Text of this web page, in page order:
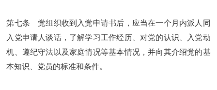
第七条 党组织收到入党申请书后，应当在一个月内派人同
入党申请人谈话，了解学习工作经历、对党的认识、入党动
机、遵纪守法以及家庭情况等基本情况，并向其介绍党的基
本知识、党员的标准和条件。